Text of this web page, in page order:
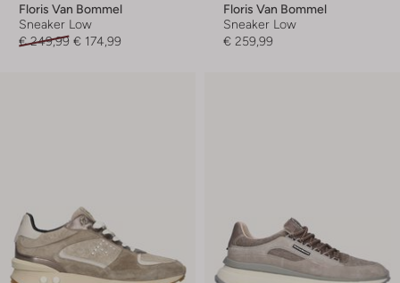
Floris Van Bommel
Sneaker Low
€ 249,99 € 174,99
Floris Van Bommel
Sneaker Low
€ 259,99